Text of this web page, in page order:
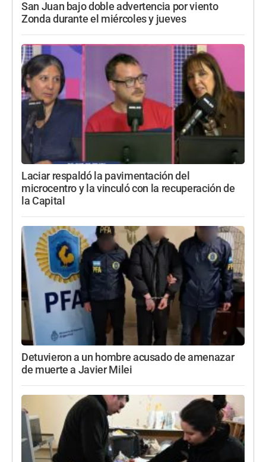
San Juan bajo doble advertencia por viento
Zonda durante el miércoles y jueves
Laciar respaldó la pavimentación del
microcentro y la vinculó con la recuperación de
la Capital
Detuvieron a un hombre acusado de amenazar
de muerte a Javier Milei